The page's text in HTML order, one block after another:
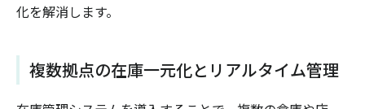
化を解消します。
複数拠点の在庫一元化とリアルタイム管理